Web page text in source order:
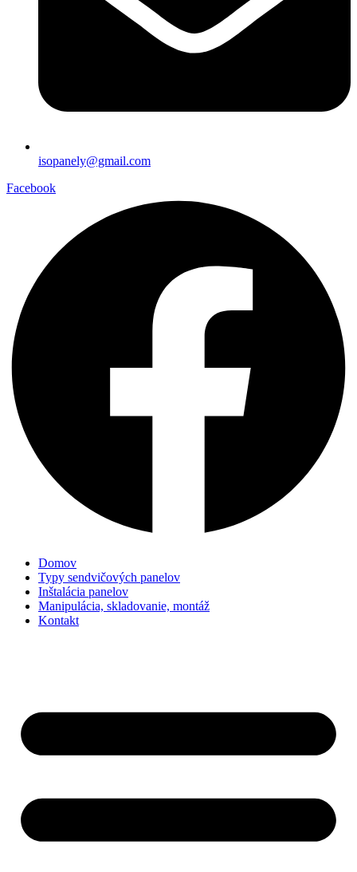
isopanely@gmail.com
Facebook
Domov
Typy sendvičových panelov
Inštalácia panelov
Manipulácia, skladovanie, montáž
Kontakt